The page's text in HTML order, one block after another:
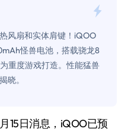
风扇和实体肩键！iQOO
怪兽电池，搭载骁龙8
重度游戏打造。性能猛兽
晓。